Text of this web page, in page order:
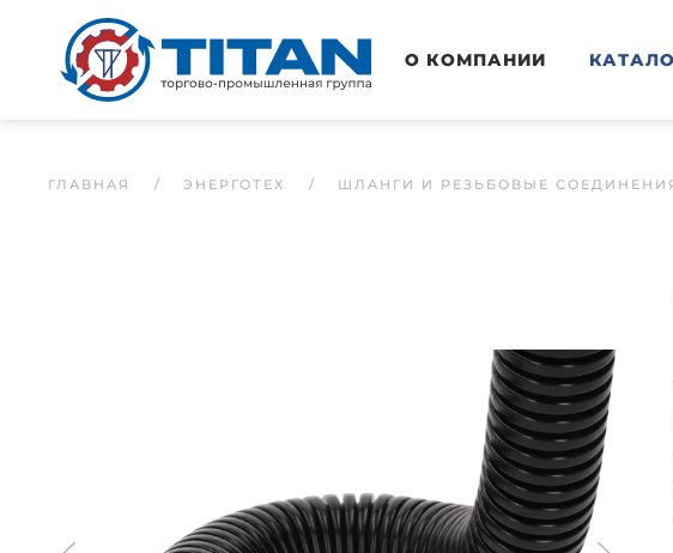
Перейти к основному содержанию О КОМПАНИИ
ГЛАВНАЯ ЭНЕРГОТЕХ ШЛАНГИ И РЕЗЬБОВЫЕ